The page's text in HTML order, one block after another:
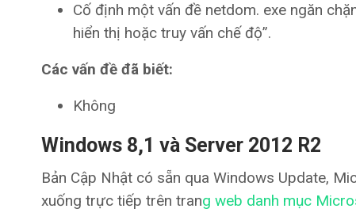
Cố định một vấn đề netdom. exe ngăn
hiển thị hoặc truy vấn chế độ”.
Các vấn đề đã biết:
Không
Windows 8,1 và Server 2012 R2
Bản Cập Nhật có sẵn qua Windows Update,
xuống trực tiếp trên trang web danh mục